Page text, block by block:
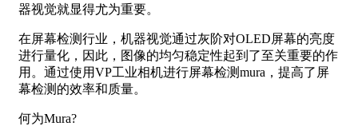
器视觉就显得尤为重要。
在屏幕检测行业，机器视觉通过灰阶对OLED屏幕的亮度
进行量化，因此，图像的均匀稳定性起到了至关重要的作
用。通过使用VP工业相机进行屏幕检测mura，提高了屏
幕检测的效率和质量。
何为Mura?